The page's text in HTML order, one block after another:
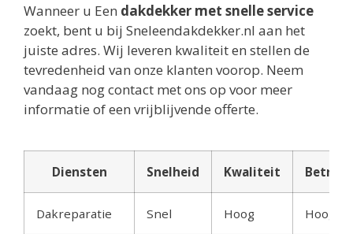
Wanneer u Een dakdekker met snelle service
zoekt, bent u bij Sneleendakdekker.nl aan het
juiste adres. Wij leveren kwaliteit en stellen de
tevredenheid van onze klanten voorop. Neem
vandaag nog contact met ons op voor meer
informatie of een vrijblijvende offerte.
Diensten Snelheid Kwaliteit
Dakreparatie Snel Hoog Hoog